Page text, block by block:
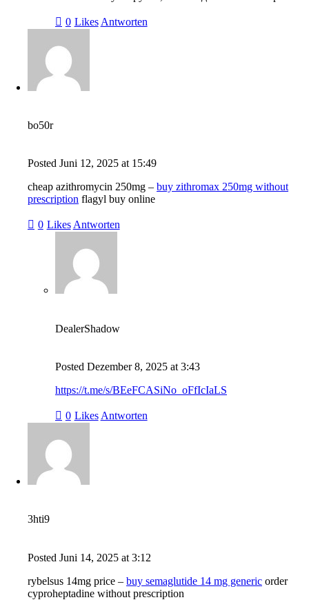
0 Likes Antworten
bo50r
Posted Juni 12, 2025 at 15:49
cheap azithromycin 250mg – buy zithromax 250mg without
prescription flagyl buy online
0 Likes Antworten
DealerShadow
Posted Dezember 8, 2025 at 3:43
https://t.me/s/BEeFCASiNo_oFfIcIaLS
0 Likes Antworten
3hti9
Posted Juni 14, 2025 at 3:12
rybelsus 14mg price – buy semaglutide 14 mg generic order
cyproheptadine without prescription